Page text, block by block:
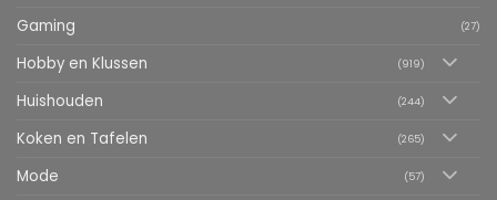
Gaming (27)
Hobby en Klussen (919)
Huishouden (244)
Koken en Tafelen (265)
Mode (57)